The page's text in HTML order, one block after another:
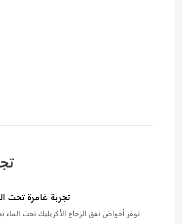
تجربة غامرة تحت
توفر أحواض نفق الزجاج الأكريليك تحت الماء